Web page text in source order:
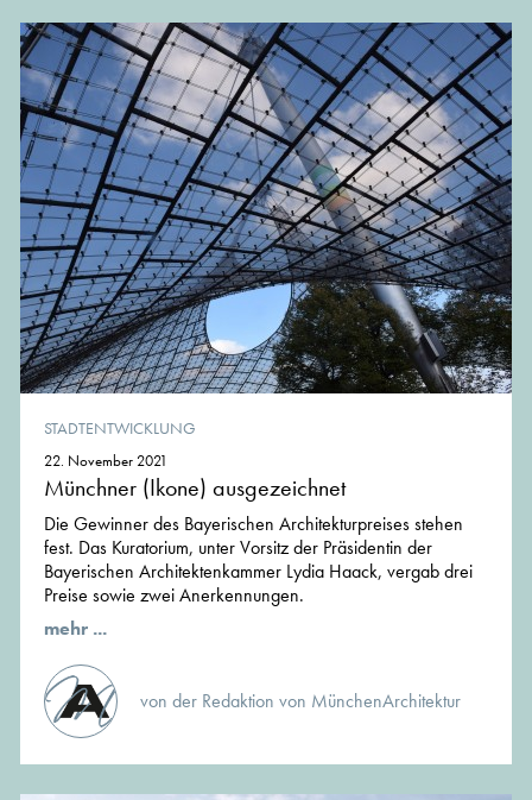
STADTENTWICKLUNG
22. November 2021
Münchner (Ikone) ausgezeichnet
Die Gewinner des Bayerischen Architekturpreises stehen
fest. Das Kuratorium, unter Vorsitz der Präsidentin der
Bayerischen Architektenkammer Lydia Haack, vergab drei
Preise sowie zwei Anerkennungen.
mehr ...
von der Redaktion von MünchenArchitektur